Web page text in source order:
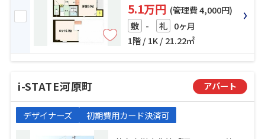
5.1万円 (管理費 4,000円)
敷 - 礼 0ヶ月
1階 / 1K / 21.22㎡
i-STATE河原町 アパート
デザイナーズ 初期費用カード決済可